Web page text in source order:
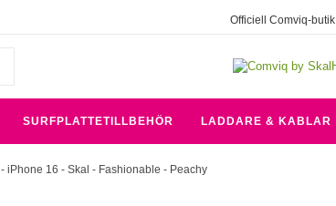
Officiell Comviq-butik
SURFPLATTETILLBEHÖR LADDARE & KABLAR
- iPhone 16 - Skal - Fashionable - Peachy